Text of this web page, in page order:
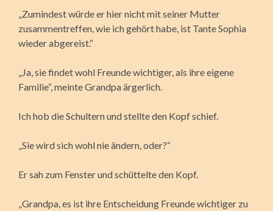
„Zumindest würde er hier nicht mit seiner Mutter
zusammentreffen, wie ich gehört habe, ist Tante Sophia
wieder abgereist.“
„Ja, sie findet wohl Freunde wichtiger, als ihre eigene
Familie“, meinte Grandpa ärgerlich.
Ich hob die Schultern und stellte den Kopf schief.
„Sie wird sich wohl nie ändern, oder?“
Er sah zum Fenster und schüttelte den Kopf.
„Grandpa, es ist ihre Entscheidung Freunde wichtiger zu